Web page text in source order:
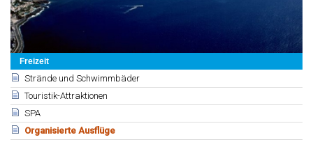
Freizeit
Strände und Schwimmbäder
Touristik-Attraktionen
SPA
Organisierte Ausflüge